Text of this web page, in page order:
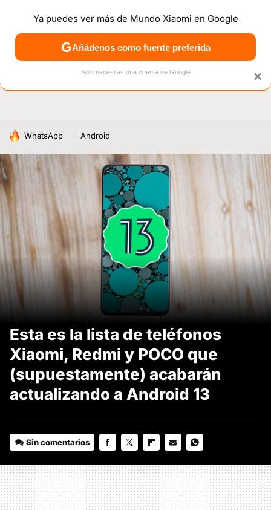
NOTICIAS MÓVILES TUTORIALES OFERTAS
HOY SE HABLA DE
WhatsApp Android
Esta es la lista de teléfonos
Xiaomi, Redmi y POCO que
(supuestamente) acabarán
actualizando a Android 13
Sin comentarios
MAIL
×
Ya puedes ver más de Mundo Xiaomi en Google
Añádenos como fuente preferida
Solo necesitas una cuenta de Google